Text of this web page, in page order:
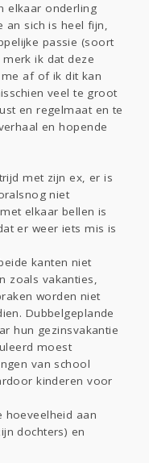
elkaar onderling
an sich is heel fijn,
passie (soort
ik dat deze
af of ik dit kan
veel te groot
en regelmaat en te
en hopende
met zijn ex, er is
niet
elkaar bellen is
er weer iets mis is
kanten niet
zoals vakanties,
worden niet
Dubbelgeplande
hun gezinsvakantie
moest
van school
kinderen voor
hoeveelheid aan
dochters) en